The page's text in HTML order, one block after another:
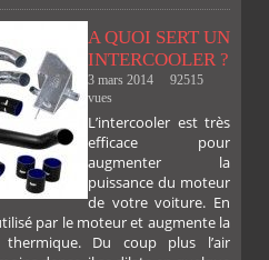
A QUOI SERT UN
INTERCOOLER ?
3 mars 2014
92515
vues
L’intercooler est très
efficace pour
augmenter la
puissance du moteur
de votre voiture. En
par le moteur et augmente la
thermique. Du coup plus l’air